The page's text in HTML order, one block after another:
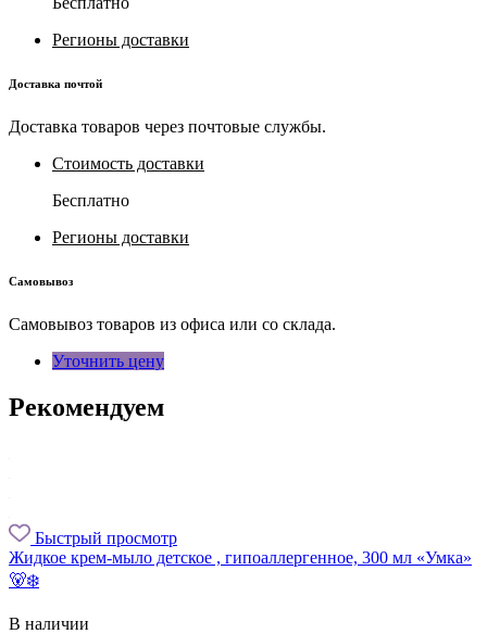
Регионы доставки
Доставка почтой
Доставка товаров через почтовые службы.
Стоимость доставки
Бесплатно
Регионы доставки
Самовывоз
Самовывоз товаров из офиса или со склада.
Уточнить цену
Рекомендуем
Быстрый просмотр
Жидкое крем-мыло детское , гипоаллергенное, 300 мл «Умка»
🐻‍❄️
В наличии